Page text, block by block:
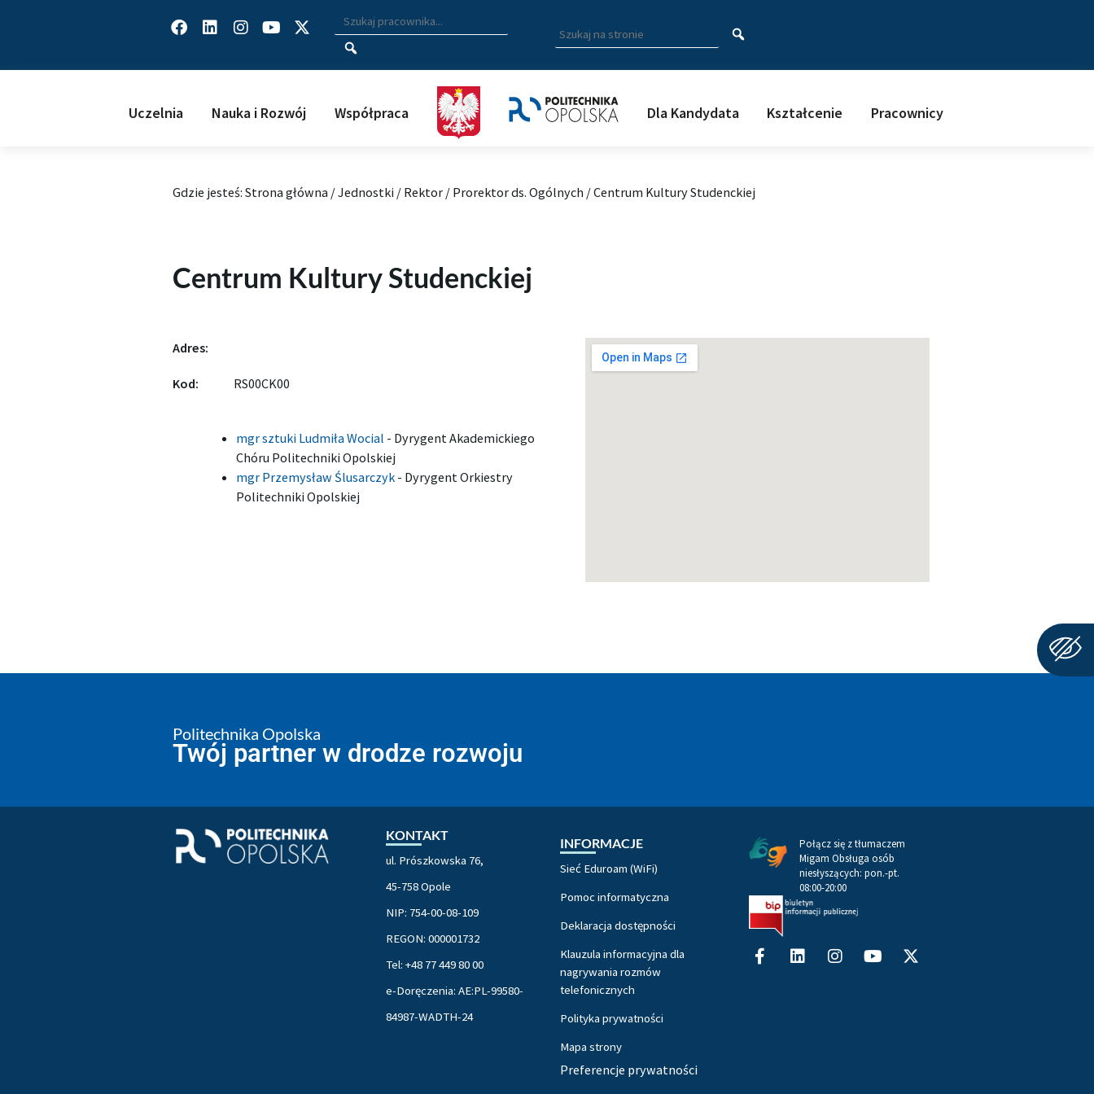
Facebook
LinkedinInstagram
Youtube
X-
twitterWyszukiwarka pracowników
Wpisz nazwisko, fragment nazwiska bądź imię pracownika aby wyszukać
Wpisz
szukaną
frazę
wyszukać
Uczelnia Nauka i Rozwój Współpraca Dla Kandydata Kształcenie Pracownicy
Gdzie jesteś: Strona główna /Jednostki / Rektor/ Prorektor ds. Ogólnych /Centrum Kultury Studenckiej
Centrum Kultury Studenckiej
Adres:
Kod: RS00CK00
mgr sztuki Ludmiła Wocial - Dyrygent Akademickiego
Chóru Politechniki Opolskiej
mgr Przemysław Ślusarczyk - Dyrygent Orkiestry
Politechniki Opolskiej
Politechnika Opolska
Twój partner w drodze rozwoju
KONTAKT
ul. Prószkowska 76,
45-758 Opole
NIP: 754-00-08-109
REGON: 000001732
Tel: +48 77 449 80 00
e-Doręczenia: AE:PL-99580-
84987-WADTH-24
INFORMACJE
Sieć Eduroam (WiFi)
Pomoc informatyczna
Deklaracja dostępności
Klauzula informacyjna dla
nagrywania rozmów
telefonicznych
Polityka prywatności
Mapa strony
Preferencje prywatności
Połącz się z tłumaczem
Migam Obsługa osób
niesłyszących: pon.-pt.
08:00-20:00
Facebook-
f
LinkedinInstagram
twitter